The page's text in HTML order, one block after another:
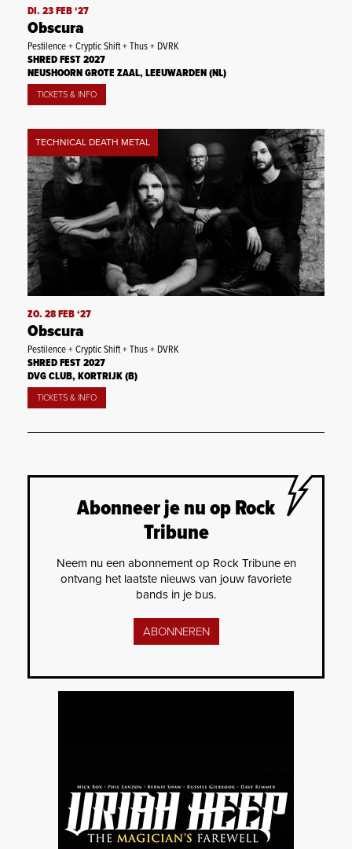
DI. 23 FEB ‘27
Obscura
Pestilence + Cryptic Shift + Thus + DVRK
SHRED FEST 2027
NEUSHOORN GROTE ZAAL, LEEUWARDEN (NL)
TICKETS & INFO
TECHNICAL DEATH METAL
ZO. 28 FEB ‘27
Obscura
Pestilence + Cryptic Shift + Thus + DVRK
SHRED FEST 2027
DVG CLUB, KORTRIJK (B)
TICKETS & INFO
Abonneer je nu op Rock
Tribune
Neem nu een abonnement op Rock Tribune en
ontvang het laatste nieuws van jouw favoriete
bands in je bus.
ABONNEREN